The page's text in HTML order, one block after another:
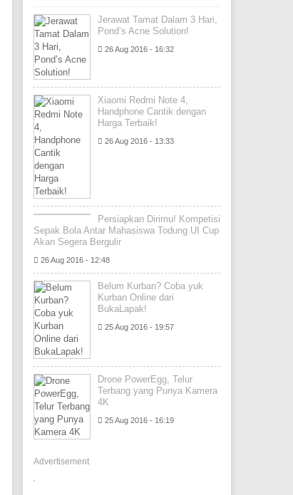
Jerawat Tamat Dalam 3 Hari,
Pond’s Acne Solution!
26 Aug 2016 - 16:32
Xiaomi Redmi Note 4,
Handphone Cantik dengan
Harga Terbaik!
26 Aug 2016 - 13:33
Persiapkan Dirimu! Kompetisi
Sepak Bola Antar Mahasiswa Todung UI Cup
Akan Segera Bergulir
26 Aug 2016 - 12:48
Belum Kurban? Coba yuk
Kurban Online dari
BukaLapak!
25 Aug 2016 - 19:57
Drone PowerEgg, Telur
Terbang yang Punya Kamera
4K
25 Aug 2016 - 16:19
Advertisement